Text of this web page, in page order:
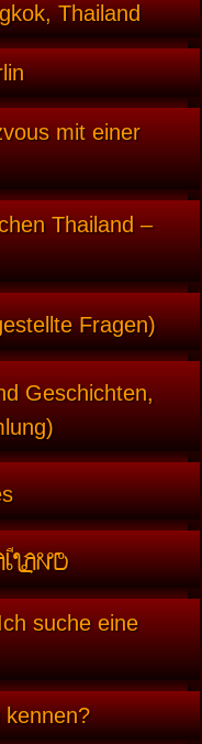
Thailand
mit einer
Thailand –
Fragen)
Geschichten,
suche eine
kennen?